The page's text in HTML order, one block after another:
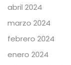
abril 2024
marzo 2024
febrero 2024
enero 2024